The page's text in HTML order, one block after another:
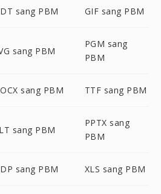
sang PBM GIF sang PBM
sang PBM
PGM sang
PBM
sang PBM TTF sang PBM
sang PBM
PPTX sang
PBM
sang PBM XLS sang PBM